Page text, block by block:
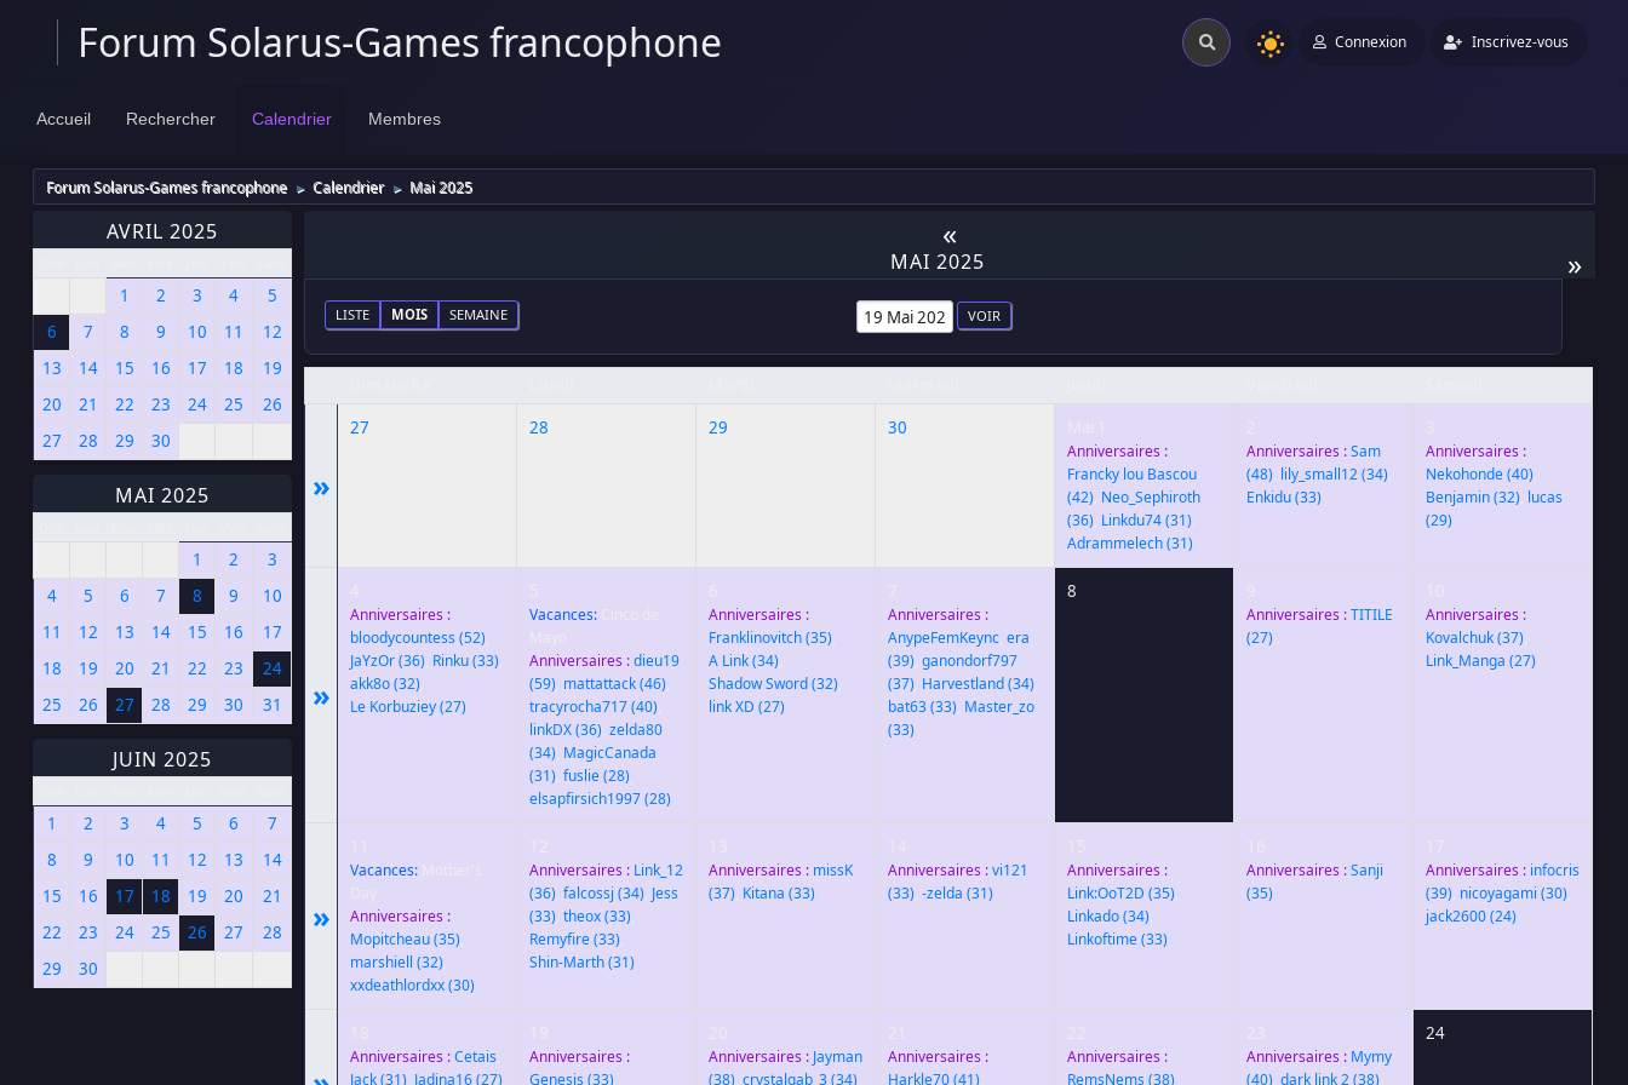
Forum Solarus-Games francophone Connexion Inscrivez-vous
Accueil Rechercher Calendrier Membres
Forum Solarus-Games francophone ► Calendrier ► Mai 2025
AVRIL 2025
1 2 3 4
5
6
7 8 9 10 11
12
13
14 15 16 17 18
19
20
21 22 23 24 25
26
27
28 29 30
MAI 2025
1 2
3
4
5 6 7 8 9
10
11
12 13 14 15 16
17
18
19 20 21 22 23
24
25
26 27 28 29 30 31
JUIN 2025
1 2 3 4 5 6
7
8
9 10 11 12 13
14
15
16 17 18 19 20
21
22
23 24 25 26 27
28
29
30
«
»
MAI 2025
LISTE MOIS SEMAINE
»
27 28 29 30
Anniversaires :
Francky lou Bascou
(42) Neo_Sephiroth
(36) Linkdu74(31)
Adrammelech(31)
Anniversaires :Sam
(48) lily_small12(34)
Enkidu(33)
Anniversaires :
Nekohonde(40)
Benjamin(32) lucas
(29)
»
Anniversaires :
bloodycountess (52)
JaYzOr(36) Rinku(33)
akk8o(32)
Le Korbuziey(27)
Vacances:
Anniversaires :dieu19
(59) mattattack(46)
tracyrocha717(40)
linkDX(36) zelda80
(34) MagicCanada
(31) fuslie(28)
elsapfirsich1997(28)
Anniversaires :
Franklinovitch(35)
A Link(34)
Shadow Sword(32)
link XD (27)
Anniversaires :
AnypeFemKeync era
(39) ganondorf797
(37) Harvestland(34)
bat63(33) Master_zo
(33)
8
Anniversaires :TITILE
(27)
Anniversaires :
Kovalchuk(37)
Link_Manga (27)
»
Vacances:
Anniversaires :
Mopitcheau(35)
marshiell (32)
xxdeathlordxx(30)
Anniversaires : Link_12
(36) falcossj (34) Jess
(33) theox(33)
Remyfire(33)
Shin-Marth(31)
Anniversaires : missK
(37) Kitana (33)
Anniversaires :vi121
(33) -zelda (31)
Anniversaires :
Link:OoT2D (35)
Linkado(34)
Linkoftime(33)
Anniversaires :Sanji
(35)
Anniversaires : infocris
(39) nicoyagami (30)
jack2600(24)
Anniversaires :Cetais
Jack(31) Jadina16(27)
Anniversaires :
Genesis (33)
Anniversaires : Jayman
(38) crystalgab_3(34)
Anniversaires :
Harkle70(41)
Anniversaires :
RemsNems (38)
Anniversaires : Mymy
(40) dark link 2(38)
24